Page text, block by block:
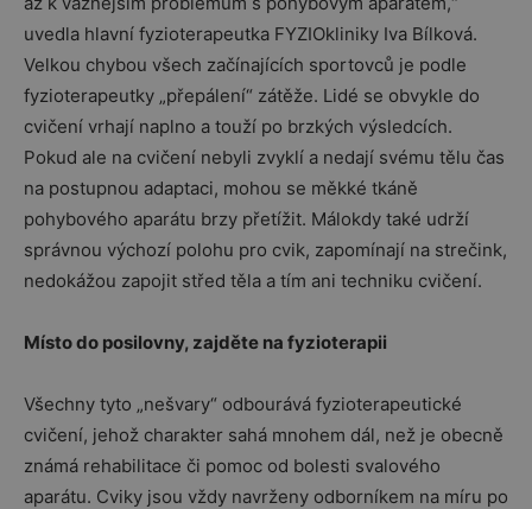
uvedla hlavní fyzioterapeutka FYZIOkliniky Iva Bílková.
Velkou chybou všech začínajících sportovců je podle
fyzioterapeutky „přepálení“ zátěže. Lidé se obvykle do
cvičení vrhají naplno a touží po brzkých výsledcích.
Pokud ale na cvičení nebyli zvyklí a nedají svému tělu čas
na postupnou adaptaci, mohou se měkké tkáně
pohybového aparátu brzy přetížit. Málokdy také udrží
správnou výchozí polohu pro cvik, zapomínají na strečink,
nedokážou zapojit střed těla a tím ani techniku cvičení.
Místo do posilovny, zajděte na fyzioterapii
Všechny tyto „nešvary“ odbourává fyzioterapeutické
cvičení, jehož charakter sahá mnohem dál, než je obecně
známá rehabilitace či pomoc od bolesti svalového
aparátu. Cviky jsou vždy navrženy odborníkem na míru po